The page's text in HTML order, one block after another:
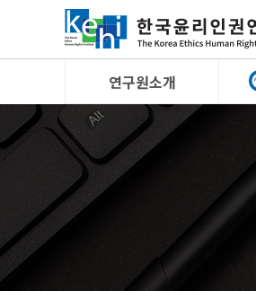
연구원소개